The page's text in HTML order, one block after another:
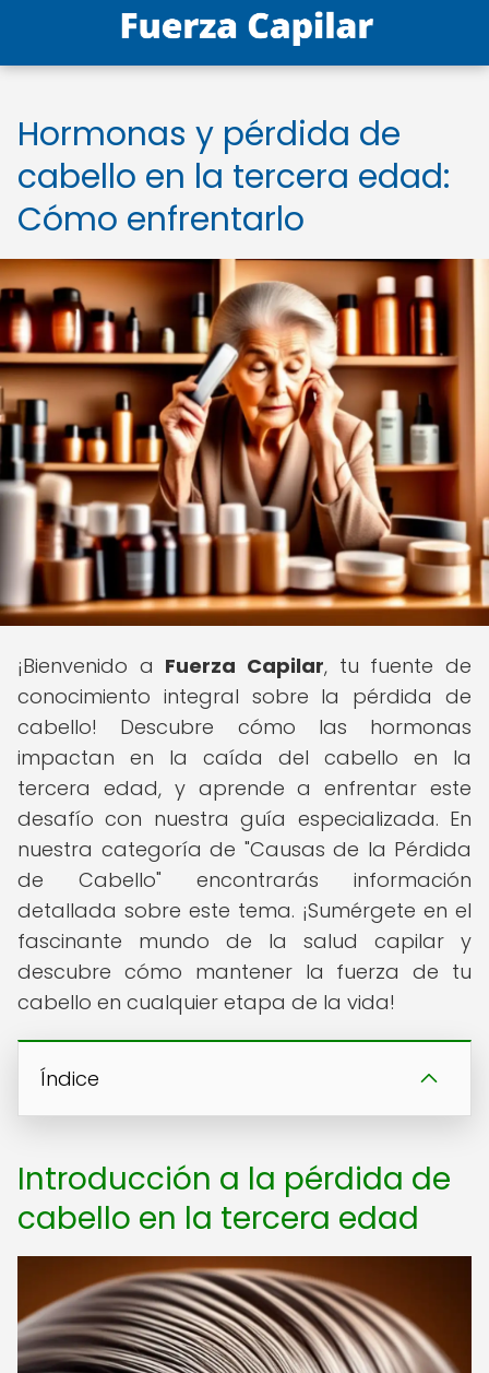
Hormonas y pérdida de
cabello en la tercera edad:
Cómo enfrentarlo
¡Bienvenido a Fuerza Capilar, tu fuente de
conocimiento integral sobre la pérdida de
cabello! Descubre cómo las hormonas
impactan en la caída del cabello en la
tercera edad, y aprende a enfrentar este
desafío con nuestra guía especializada. En
nuestra categoría de "Causas de la Pérdida
de Cabello" encontrarás información
detallada sobre este tema. ¡Sumérgete en el
fascinante mundo de la salud capilar y
descubre cómo mantener la fuerza de tu
cabello en cualquier etapa de la vida!
Índice
Introducción a la pérdida de
cabello en la tercera edad